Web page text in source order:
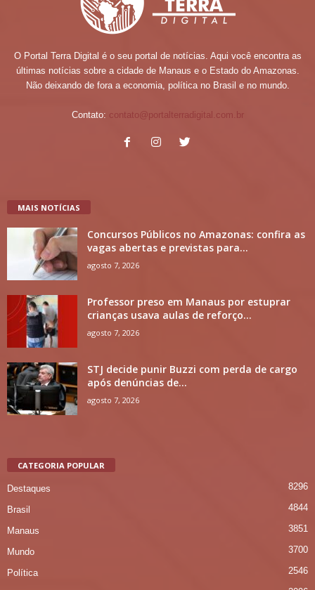
O Portal Terra Digital é o seu portal de notícias. Aqui você encontra as
últimas notícias sobre a cidade de Manaus e o Estado do Amazonas.
Não deixando de fora a economia, política no Brasil e no mundo.
Contato: contato@portalterradigital.com.br
MAIS NOTÍCIAS
Concursos Públicos no Amazonas: confira as
vagas abertas e previstas para...
agosto 7, 2026
Professor preso em Manaus por estuprar
crianças usava aulas de reforço...
agosto 7, 2026
STJ decide punir Buzzi com perda de cargo
após denúncias de...
agosto 7, 2026
CATEGORIA POPULAR
Destaques 8296
Brasil 4844
Manaus 3851
Mundo 3700
Política 2546